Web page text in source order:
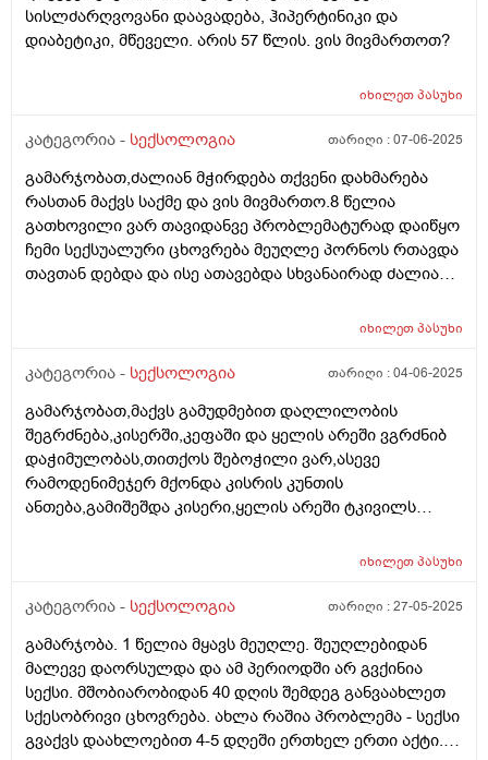
ემოციური კავშირი დავამყარე ძალიანაც მომწონს და
ფიზიკურად სიამოვნებას მხოლოდ იმშემთხვევაში
თუმცა ამას ხშირად ვერ ვახერხებ და ზოგჯერ
ბიჭი თავისთავს იდანაშაულებს და ურთიერთობაც
გვიფუჭდება. ყველაფერი რაც სექსთან არის
დაკავშირებული ტრამვებთან ასოცირდება და ეს ჩემს
სექსუალურ ცხოვრებაზე მთლიანად ახდენს გავლენას.
სექსოლოგი დამეხმარება?
სისლძარღვოვანი დაავადება, ჰიპერტინიკი და
დიაბეტიკი, მწეველი. არის 57 წლის. ვის მივმართოთ?
იხილეთპასუხი
კატეგორია - სექსოლოგია თარიღი :07-06-2025
გამარჯობათ,ძალიან მჭირდება თქვენი დახმარება
რასთან მაქვს საქმე და ვის მივმართო.8 წელია
გათხოვილი ვარ თავიდანვე პრობლემატურად დაიწყო
ჩემი სექსუალური ცხოვრება მეუღლე პორნოს რთავდა
თავთან დებდა და ისე ათავებდა სხვანაირად ძალიან
პრობლემები აუზში მოშარდვის შედეგად გარდნერელა
პერიოდულად ისევ აყრიდა პენისი თავზე
მომხმარებელიც.როდესაც მოწევდა ვაკვირდებოდით
მაშინ დააყრიდა პენისზე და უჭირდა სექსი. ამ ბოლო
დროს რამოდენიმეჯერ ერექციის პრობლემა დაეწყო
პენისი უვარდება ეს ყველაფერი ჩემზე ძალიან
მოქმედებს ზოგადად ძალიან ტემპერამენტიანი ვარ
სულ ხან არ შეუძლია ხან უვარდება მოკლედ ძალიან
შეიძლება მარიხუანამ გამოიწვიოს?ვამჩნევ როცა
ეწევა აღარ უნდა საერთოდ სექსი მოთხოვნილებაც არ
აქვს დიდად.
იხილეთპასუხი
კატეგორია - სექსოლოგია თარიღი :04-06-2025
გამარჯობათ,მაქვს გამუდმებით დაღლილობის
შეგრძნება,კისერში,კეფაში და ყელის არეში ვგრძნიბ
დაჭიმულობას,თითქოს შებოჭილი ვარ,ასევე
რამოდენიმეჯერ მქონდა კისრის კუნთის
ანთება,გამიშეშდა კისერი,ყელის არეში ტკივილს
თითქოს ცხელი წყალი გადმომდინდა ისე,ვიყავი
ნექსი ნაითი ირონ სთრონგი და რეგიმედი
ეპითელი,გემოგლობინი დაბალი მქონდა,მაქვს წნევა
მიახლოებითი ხშირად,მკურნალობა ჩავიტარე მაგრამ
ის შეგრძნებები ისევ მაქვს,კისერი დაჭიმული და
თავბრუს ხვევები,შეგრძნება თითქოს სიცხე მაქვს,ღამე
რამოდენიმეჯერ მეღვიძება,თითქოს თავს ვერ ვდებ
იხილეთპასუხი
კატეგორია - სექსოლოგია თარიღი :27-05-2025
გამარჯობა. 1 წელია მყავს მეუღლე. შეუღლებიდან
მალევე დაორსულდა და ამ პერიოდში არ გვქინია
სექსი. მშობიარობიდან 40 დღის შემდეგ განვაახლეთ
სქესობრივი ცხოვრება. ახლა რაშია პრობლემა - სექსი
გვაქვს დაახლოებით 4-5 დღეში ერთხელ ერთი აქტი.